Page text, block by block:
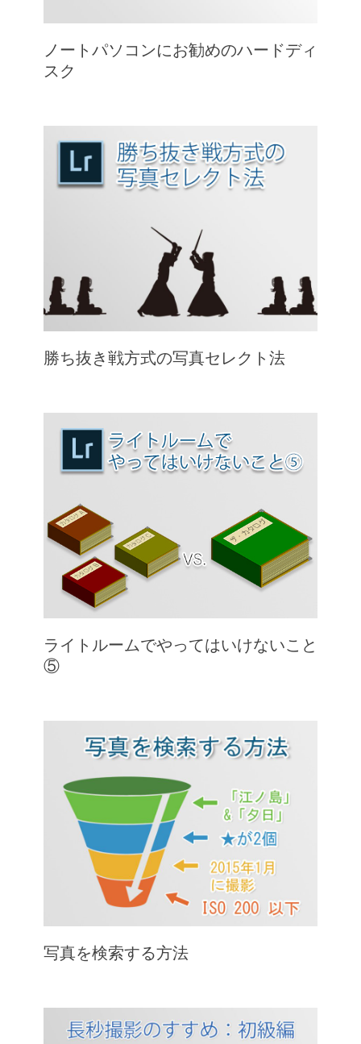
ノートパソコンにお勧めのハードディ
スク
勝ち抜き戦方式の写真セレクト法
ライトルームでやってはいけないこと
⑤
写真を検索する方法